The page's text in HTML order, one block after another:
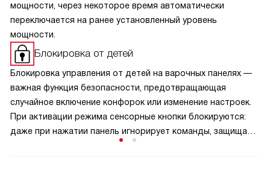
мощности, через некоторое время автоматически
переключается на ранее установленный уровень
мощности.
Блокировка от детей
Блокировка управления от детей на варочных панелях —
важная функция безопасности, предотвращающая
случайное включение конфорок или изменение настроек.
При активации режима сенсорные кнопки блокируются:
даже при нажатии панель игнорирует команды, защищая